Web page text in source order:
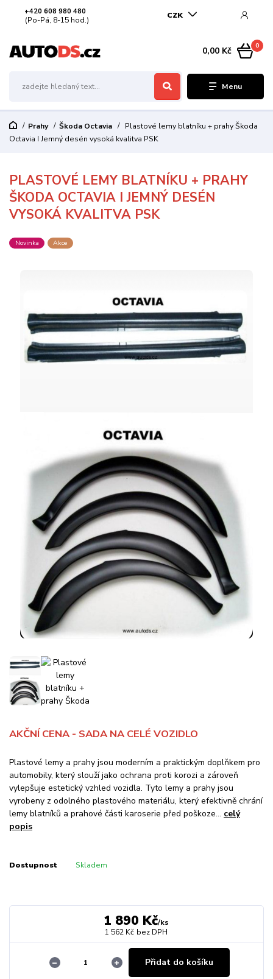
Menu
CZK
+420 608 980 480
(Po-Pá, 8-15 hod.)
0
0,00 Kč
Prahy Škoda Octavia
Plastové lemy blatníku + prahy Škoda
Octavia I Jemný desén vysoká kvalitva PSK
PLASTOVÉ LEMY BLATNÍKU + PRAHY
ŠKODA OCTAVIA I JEMNÝ DESÉN
VYSOKÁ KVALITVA PSK
Novinka Akce
AKČNÍ CENA - SADA NA CELÉ VOZIDLO
Plastové lemy a prahy jsou moderním a praktickým doplňkem pro
automobily, který slouží jako ochrana proti korozi a zároveň
vylepšuje estetický vzhled vozidla. Tyto lemy a prahy jsou
vyrobeny z odolného plastového materiálu, který efektivně chrání
lemy blatníků a prahové části karoserie před poškoze... celý
popis
Dostupnost Skladem
1 890 Kč/ks
1 562 Kč bez DPH
Přidat do košíku